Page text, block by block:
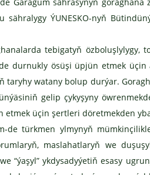
ÝUNESKO-nyň
tebigatyň özboluşlylygy,
durnukly ösüşi üpjün etmek
watany bolup durýar.
gelip çykyşyny
etmek üçin şertleri döretmekden
türkmen ylmynyň
maslahatlaryň we
“ýaşyl” ykdysadyýetiň esasy